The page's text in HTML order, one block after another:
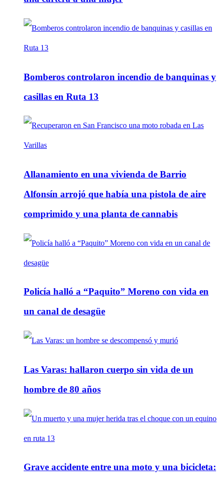
Bomberos controlaron incendio de banquinas y
casillas en Ruta 13
Allanamiento en una vivienda de Barrio
Alfonsín arrojó que había una pistola de aire
comprimido y una planta de cannabis
Policía halló a “Paquito” Moreno con vida en
un canal de desagüe
Las Varas: hallaron cuerpo sin vida de un
hombre de 80 años
Grave accidente entre una moto y una bicicleta: